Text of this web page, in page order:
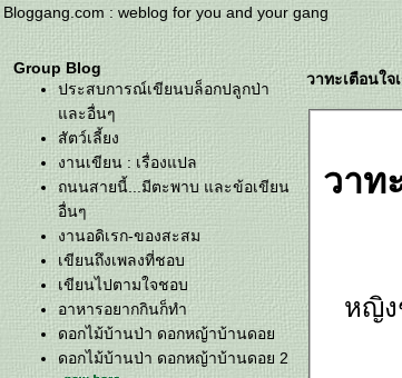
Bloggang.com : weblog for you and your gang
Group Blog
ประสบการณ์เขียนบล็อกปลูกป่า
ละอื่นๆ
สัตว์เลี้ยง
งานเขียน : เรื่องแปล
ถนนสายนี้...มีตะพาบ และข้อเขียน
อื่นๆ
งานอดิเรก-ของสะสม
เขียนถึงเพลงที่ชอบ
เขียนไปตามใจชอบ
อาหารอยากกินก็ทำ
ดอกไม้บ้านป่า ดอกหญ้าบ้านดอ
ดอกไม้บ้านป่า ดอกหญ้าบ้านดอย 2
วาทะเตือนใจ
วาท
หญิง